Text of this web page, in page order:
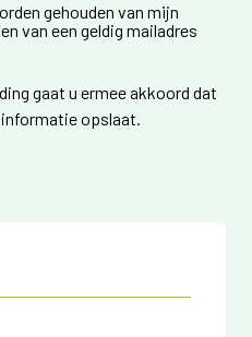
gehouden van mijn
van een geldig mailadres
gaat u ermee akkoord dat
opslaat.